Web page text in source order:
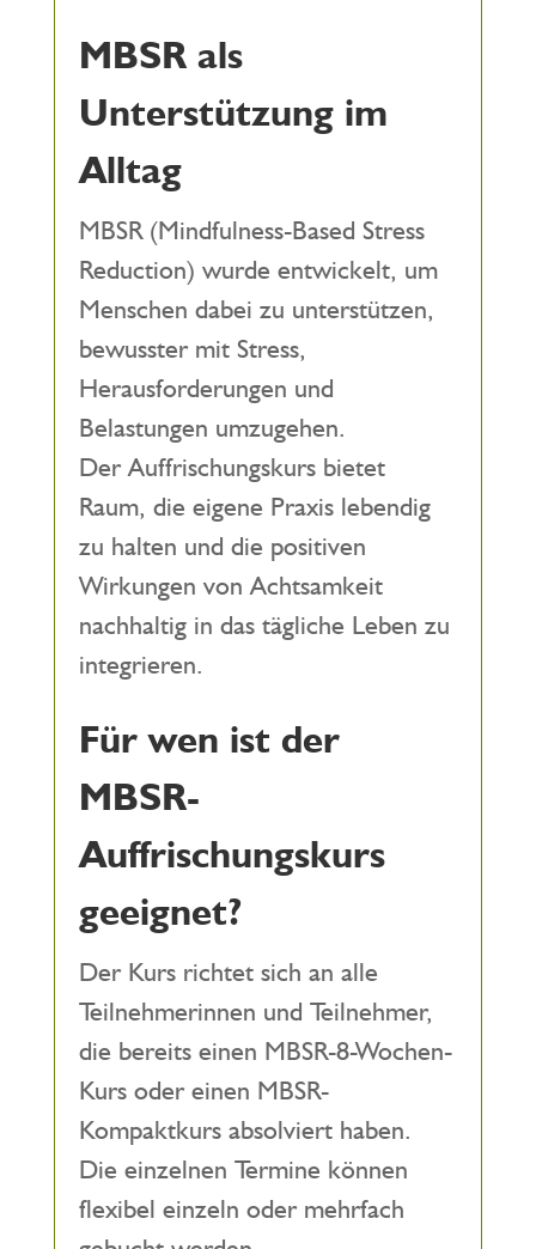
MBSR als
Unterstützung im
Alltag
MBSR (Mindfulness-Based Stress
Reduction) wurde entwickelt, um
Menschen dabei zu unterstützen,
bewusster mit Stress,
Herausforderungen und
Belastungen umzugehen.
Der Auffrischungskurs bietet
Raum, die eigene Praxis lebendig
zu halten und die positiven
Wirkungen von Achtsamkeit
nachhaltig in das tägliche Leben zu
integrieren.
Für wen ist der
MBSR-
Auffrischungskurs
geeignet?
Der Kurs richtet sich an alle
Teilnehmerinnen und Teilnehmer,
die bereits einen MBSR-8-Wochen-
Kurs oder einen MBSR-
Kompaktkurs absolviert haben.
Die einzelnen Termine können
flexibel einzeln oder mehrfach